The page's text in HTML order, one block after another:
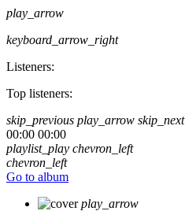
play_arrow
keyboard_arrow_right
Listeners:
Top listeners:
skip_previous play_arrow skip_next
00:00 00:00
playlist_play chevron_left
chevron_left
Go to album
play_arrow